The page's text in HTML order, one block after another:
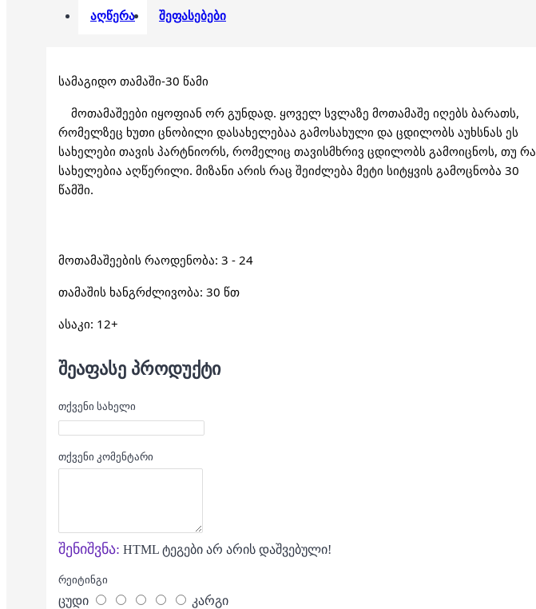
აღწერა შეფასებები
სამაგიდო თამაში-30 წამი
მოთამაშეები იყოფიან ორ გუნდად. ყოველ სვლაზე მოთამაშე იღებს ბარათს,
რომელზეც ხუთი ცნობილი დასახელებაა გამოსახული და ცდილობს აუხსნას ეს
სახელები თავის პარტნიორს, რომელიც თავისმხრივ ცდილობს გამოიცნოს, თუ რა
სახელებია აღწერილი. მიზანი არის რაც შეიძლება მეტი სიტყვის გამოცნობა 30
წამში.
მოთამაშეების რაოდენობა: 3 - 24
თამაშის ხანგრძლივობა: 30 წთ
ასაკი: 12+
ᲨᲔᲐᲤᲐᲡᲔ ᲞᲠᲝᲓᲣᲥᲢᲘ
თქვენი სახელი
თქვენი კომენტარი
შენიშვნა: HTML ტეგები არ არის დაშვებული!
რეიტინგი
ცუდი კარგი